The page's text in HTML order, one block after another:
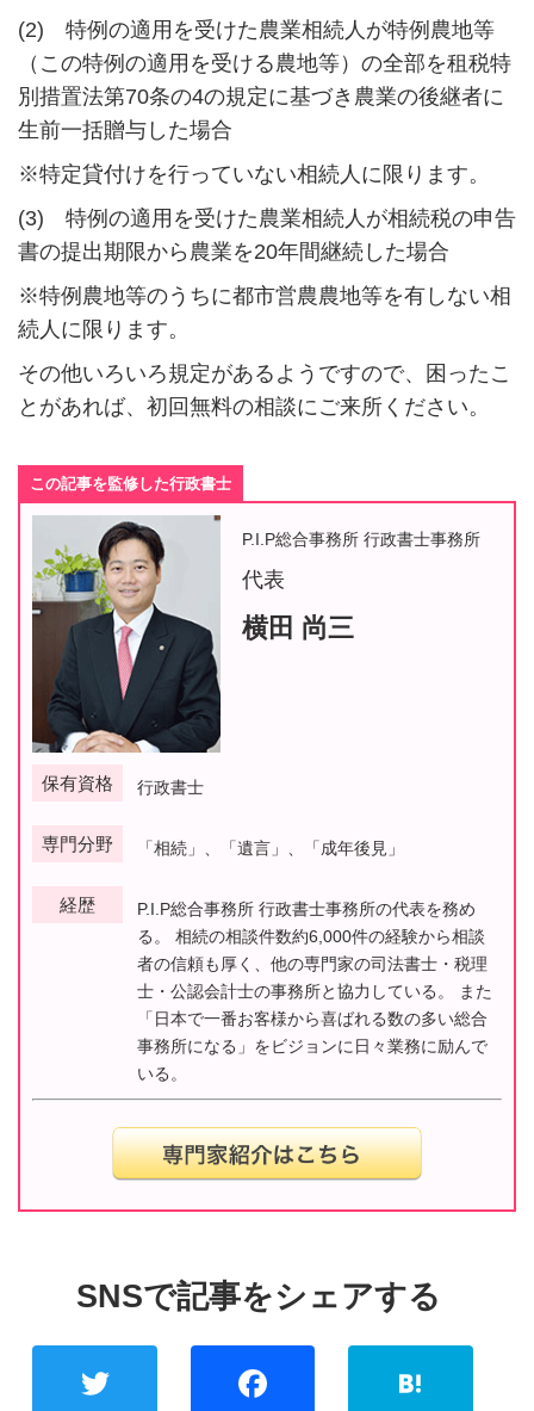
(2) 特例の適用を受けた農業相続人が特例農地等
（この特例の適用を受ける農地等）の全部を租税特
別措置法第70条の4の規定に基づき農業の後継者に
生前一括贈与した場合
※特定貸付けを行っていない相続人に限ります。
(3) 特例の適用を受けた農業相続人が相続税の申告
書の提出期限から農業を20年間継続した場合
※特例農地等のうちに都市営農農地等を有しない相
続人に限ります。
その他いろいろ規定があるようですので、困ったこ
とがあれば、初回無料の相談にご来所ください。
この記事を監修した行政書士
P.I.P総合事務所 行政書士事務所
代表
横田 尚三
保有資格 行政書士
専門分野 「相続」、「遺言」、「成年後見」
経歴
P.I.P総合事務所 行政書士事務所の代表を務め
る。 相続の相談件数約6,000件の経験から相談
者の信頼も厚く、他の専門家の司法書士・税理
士・公認会計士の事務所と協力している。 また
「日本で一番お客様から喜ばれる数の多い総合
事務所になる」をビジョンに日々業務に励んで
いる。